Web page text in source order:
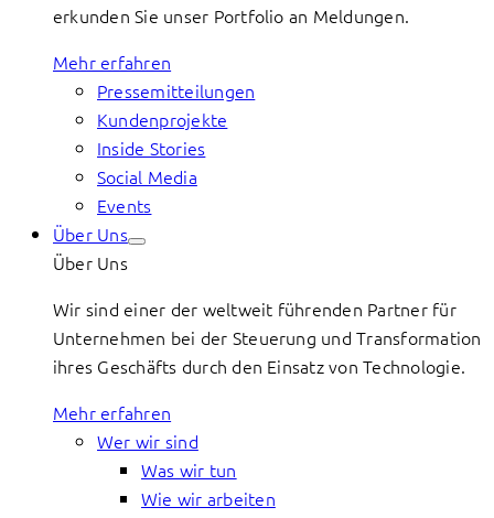
erkunden Sie unser Portfolio an Meldungen.
Mehr erfahren
Pressemitteilungen
Kundenprojekte
Inside Stories
Social Media
Events
Über Uns
Über Uns
Wir sind einer der weltweit führenden Partner für
Unternehmen bei der Steuerung und Transformation
ihres Geschäfts durch den Einsatz von Technologie.
Mehr erfahren
Wer wir sind
Was wir tun
Wie wir arbeiten